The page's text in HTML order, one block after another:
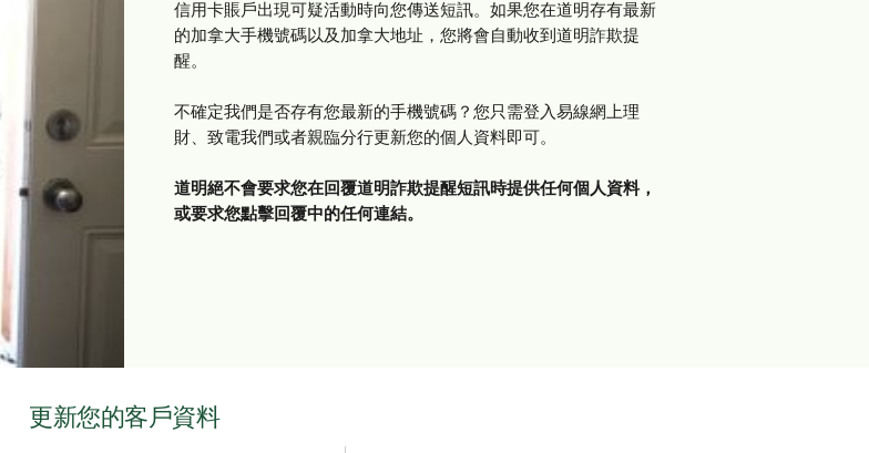
信用卡賬戶出現可疑活動時向您傳送短訊。如果您在道明存有最新
的加拿大手機號碼以及加拿大地址，您將會自動收到道明詐欺提
醒。
不確定我們是否存有您最新的手機號碼？您只需登入易線網上理
財、致電我們或者親臨分行更新您的個人資料即可。
道明絕不會要求您在回覆道明詐欺提醒短訊時提供任何個人資料，
或要求您點擊回覆中的任何連結。
更新您的客戶資料